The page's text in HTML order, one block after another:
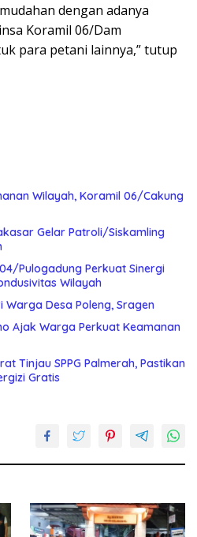
dengan adanya
Koramil 06/Dam
para petani lainnya,” tutup
Wilayah, Koramil 06/Cakung
Gelar Patroli/Siskamling
Pulogadung Perkuat Sinergi
Wilayah
Warga Desa Poleng, Sragen
Ajak Warga Perkuat Keamanan
Tinjau SPPG Palmerah, Pastikan
Gratis